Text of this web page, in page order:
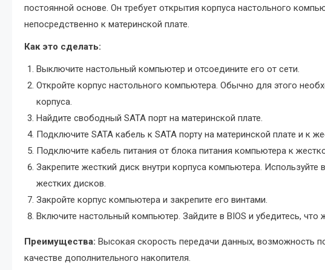
постоянной основе. Он требует открытия корпуса настольного
непосредственно к материнской плате.
Как это сделать:
Выключите настольный компьютер и отсоедините его от сети.
Откройте корпус настольного компьютера. Обычно для этого
корпуса.
Найдите свободный SATA порт на материнской плате.
Подключите SATA кабель к SATA порту на материнской плате и к
Подключите кабель питания от блока питания компьютера к
Закрепите жесткий диск внутри корпуса компьютера.
жестких дисков.
Закройте корпус компьютера и закрепите его винтами.
Включите настольный компьютер. Зайдите в BIOS и убедитесь, что
Преимущества: Высокая скорость передачи данных, возможность
качестве дополнительного накопителя.